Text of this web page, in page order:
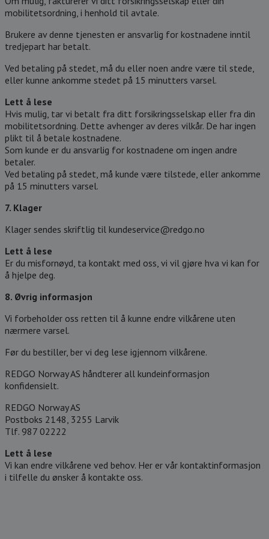
mobilitetsordning, i henhold til avtale.
Brukere av denne tjenesten er ansvarlig for kostnadene inntil
tredjepart har betalt.
Ved betaling på stedet, må du eller noen andre være til stede,
eller kunne ankomme stedet på 15 minutters varsel.
Lett å lese
Hvis mulig, tar vi betalt fra ditt forsikringsselskap eller fra din
mobilitetsordning. Dette avhenger av deres vilkår. De har ingen
plikt til å betale kostnadene.
Som kunde er du ansvarlig for kostnadene om ingen andre
betaler.
Ved betaling på stedet, må kunde være tilstede, eller ankomme
på 15 minutters varsel.
7. Klager
Klager sendes skriftlig til kundeservice@redgo.no
Lett å lese
Er du misfornøyd, ta kontakt med oss, vi vil gjøre hva vi kan for
å hjelpe deg.
8. Øvrig informasjon
Vi forbeholder oss retten til å kunne endre vilkårene uten
nærmere varsel.
Før du bestiller, ber vi deg lese igjennom vilkårene.
REDGO Norway AS håndterer all kundeinformasjon
konfidensielt.
REDGO Norway AS
Postboks 2148, 3255 Larvik
Tlf. 987 02222
Lett å lese
Vi kan endre vilkårene ved behov. Her er vår kontaktinformasjon
i tilfelle du ønsker å kontakte oss.